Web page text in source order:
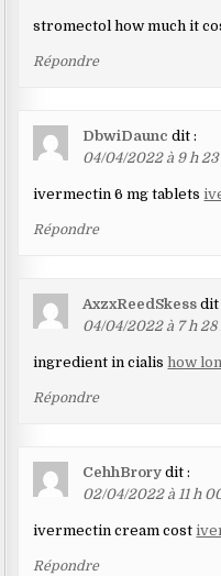
stromectol how much it
Répondre
DbwiDaunc dit :
04/04/2022 à 9 h
ivermectin 6 mg tablets
Répondre
AxzxReedSkess dit
04/04/2022 à 7 h
ingredient in cialis how
Répondre
CehhBrory dit :
02/04/2022 à 11 h
ivermectin cream cost
Répondre